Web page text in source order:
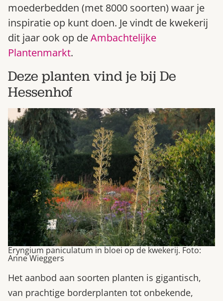
Gardeners’ World 08/2026
Bestel nu
moederbedden (met 8000 soorten) waar je
inspiratie op kunt doen. Je vindt de kwekerij
dit jaar ook op deAmbachtelijke
Plantenmarkt.
Deze planten vind je bij De
Hessenhof
Eryngium paniculatum in bloei op de kwekerij. Foto:
Anne Wieggers
Het aanbod aan soorten planten is gigantisch,
van prachtige borderplanten tot onbekende,